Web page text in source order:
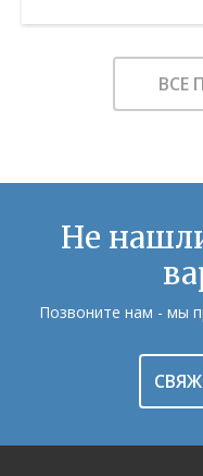
Этаж:
В ИЗБРАННОЕ
ВСЕ
Не
Позвоните нам - мы